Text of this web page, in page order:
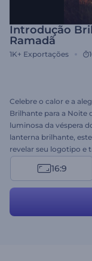
Introdução
Ramadã
1K+ Exportações
Celebre o calor e a
Brilhante para a Noite
luminosa da véspera
lanterna brilhante,
revelar seu logotipo e
seu logotipo, insira
sonora de fundo para
aberturas de
16:9